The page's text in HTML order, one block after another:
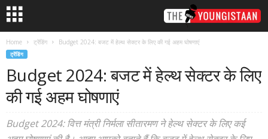
Home ट्रेंडिंग Budget 2024: बजट में हेल्थ सेक्टर के लिए की गई अहम घोषणाएं
ट्रेंडिंग
Budget 2024: बजट में हेल्थ सेक्टर के लिए
की गई अहम घोषणाएं
Budget 2024: वित्त मंत्री निर्मला सीतारमण ने हेल्थ सेक्टर के लिए कई